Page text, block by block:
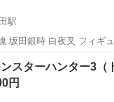
駅
時 白夜叉 フィギュア 未開封、プラ
いただける方よろしくお
テレビゲーム
スターハンター3（
円